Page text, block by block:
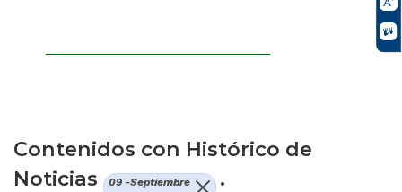
Contenidos con Histórico de
Noticias
09 -Septiembre .